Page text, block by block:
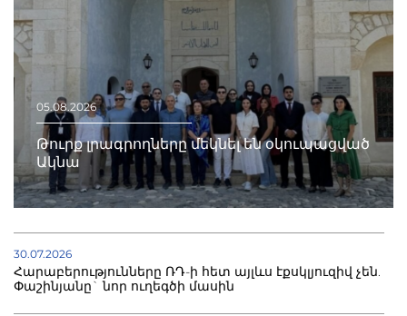
05.08.2026
Թուրք լրագրողները մեկնել են օկուպացված
Ակնա
30.07.2026
Հարաբերությունները ՌԴ-ի հետ այլևս էքսկլյուզիվ չեն.
Փաշինյանը` նոր ուղեգծի մասին